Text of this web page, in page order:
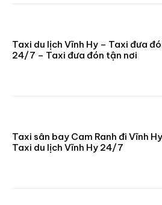
Taxi du lịch Vĩnh Hy – Taxi đưa
24/7 – Taxi đưa đón tận nơi
Taxi sân bay Cam Ranh đi Vĩnh
Taxi du lịch Vĩnh Hy 24/7